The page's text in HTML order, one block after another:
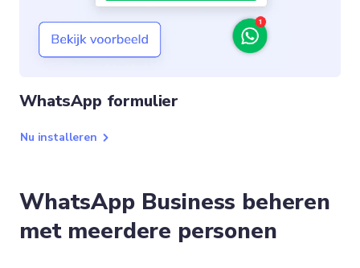
WhatsApp formulier
Nu installeren
WhatsApp Business beheren
met meerdere personen